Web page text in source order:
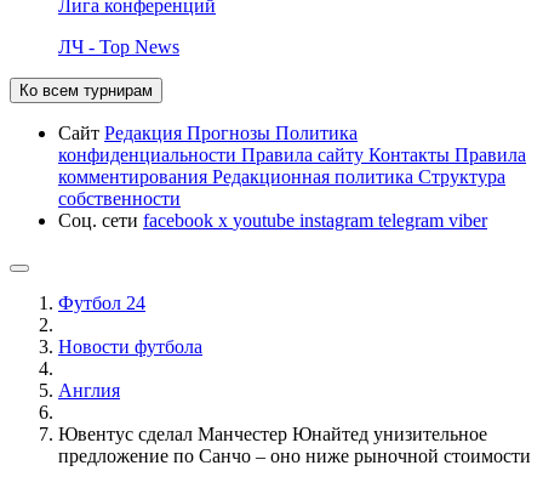
Лига конференций
ЛЧ - Top News
Ко всем турнирам
Сайт Редакция Прогнозы Политика
конфиденциальности Правила сайту Контакты Правила
комментирования Редакционная политика Структура
собственности
Соц. сети facebook x youtube instagram telegram viber
Футбол 24
Новости футбола
Англия
Ювентус сделал Манчестер Юнайтед унизительное
предложение по Санчо – оно ниже рыночной стоимости